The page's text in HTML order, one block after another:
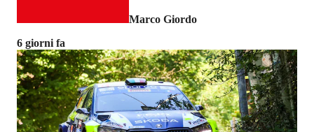
Marco Giordo
6 giorni fa